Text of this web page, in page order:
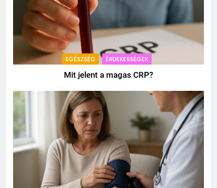
EGÉSZSÉG ÉRDEKESSÉGEK
Mit jelent a magas CRP?